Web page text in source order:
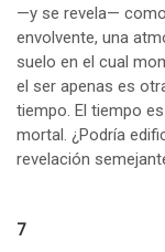
—y se revela—
envolvente, una
suelo en el cual
el ser apenas es
tiempo. El tiempo
mortal. ¿Podría
revelación
7